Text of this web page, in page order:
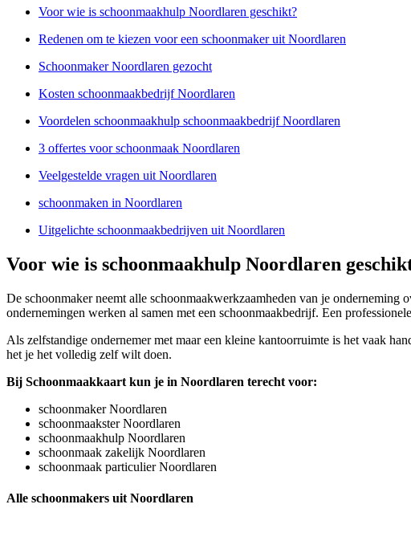
Voor wie is schoonmaakhulp Noordlaren geschikt?
Redenen om te kiezen voor een schoonmaker uit Noordlaren
Schoonmaker Noordlaren gezocht
Kosten schoonmaakbedrijf Noordlaren
Voordelen schoonmaakhulp schoonmaakbedrijf Noordlaren
3 offertes voor schoonmaak Noordlaren
Veelgestelde vragen uit Noordlaren
schoonmaken in Noordlaren
Uitgelichte schoonmaakbedrijven uit Noordlaren
Voor wie is schoonmaakhulp Noordlaren
De schoonmaker neemt alle schoonmaakwerkzaamheden van je
ondernemingen werken al samen met een schoonmaakbedrijf. Een
Als zelfstandige ondernemer met maar een kleine kantoorruimte is het vaak
het je het volledig zelf wilt doen.
Bij Schoonmaakkaart kun je in Noordlaren terecht voor:
schoonmaker Noordlaren
schoonmaakster Noordlaren
schoonmaakhulp Noordlaren
schoonmaak zakelijk Noordlaren
schoonmaak particulier Noordlaren
Alle schoonmakers uit Noordlaren